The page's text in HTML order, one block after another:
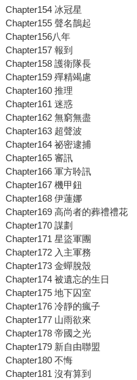
Chapter154 冰冠星
Chapter155 聲名鵲起
Chapter156八年
Chapter157 報到
Chapter158 護衛隊長
Chapter159 殫精竭慮
Chapter160 推理
Chapter161 迷惑
Chapter162 無窮無盡
Chapter163 超聲波
Chapter164 祕密逮捕
Chapter165 審訊
Chapter166 軍方聆訊
Chapter167 機甲鈕
Chapter168 伊蓮娜
Chapter169 高尚者的葬禮禮花
Chapter170 謀劃
Chapter171 星盜軍團
Chapter172 入主軍務
Chapter173 金蟬脫殼
Chapter174 被遺忘的生日
Chapter175 地下囚室
Chapter176 冷靜的瘋子
Chapter177 山雨欲來
Chapter178 帝國之光
Chapter179 新自由聯盟
Chapter180 不悔
Chapter181 沒有算到